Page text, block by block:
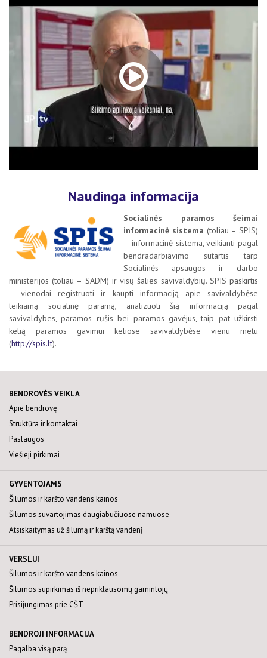
Naudinga informacija
Socialinės paramos šeimai
informacinė sistema (toliau – SPIS)
– informacinė sistema, veikianti pagal
bendradarbiavimo sutartis tarp
Socialinės apsaugos ir darbo
ministerijos (toliau – SADM) ir visų šalies savivaldybių. SPIS paskirtis
– vienodai registruoti ir kaupti informaciją apie savivaldybėse
teikiamą socialinę paramą, analizuoti šią informaciją pagal
savivaldybes, paramos rūšis bei paramos gavėjus, taip pat užkirsti
kelią paramos gavimui keliose savivaldybėse vienu metu
(http://spis.lt).
BENDROVĖS VEIKLA
Apie bendrovę
Struktūra ir kontaktai
Paslaugos
Viešieji pirkimai
GYVENTOJAMS
Šilumos ir karšto vandens kainos
Šilumos suvartojimas daugiabučiuose namuose
Atsiskaitymas už šilumą ir karštą vandenį
VERSLUI
Šilumos ir karšto vandens kainos
Šilumos supirkimas iš nepriklausomų gamintojų
Prisijungimas prie CŠT
BENDROJI INFORMACIJA
Pagalba visą parą